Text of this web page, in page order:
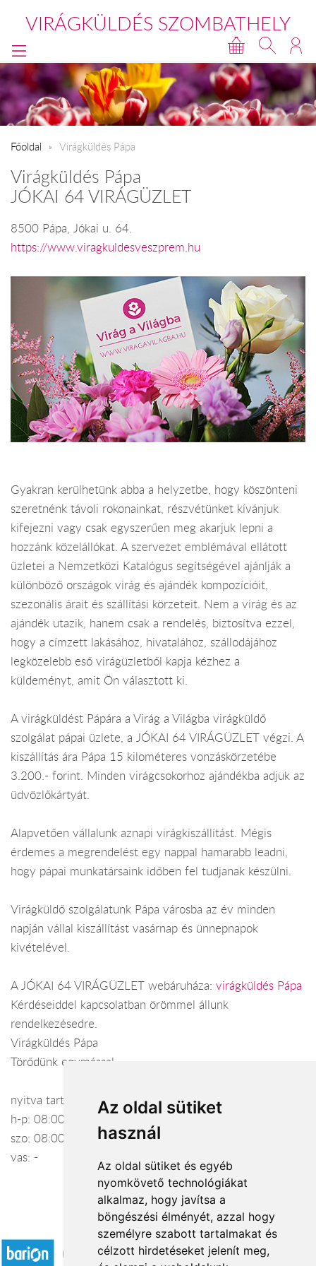
Az oldal sütiket
használ
Az oldal sütiket és egyéb
nyomkövető technológiákat
alkalmaz, hogy javítsa a
böngészési élményét, azzal hogy
személyre szabott tartalmakat és
célzott hirdetéseket jelenít meg,
VIRÁGKÜLDÉS SZOMBATHELY
Főoldal Virágküldés Pápa
Virágküldés Pápa
JÓKAI 64 VIRÁGÜZLET
8500 Pápa, Jókai u. 64.
https://www.viragkuldesveszprem.hu
Gyakran kerülhetünk abba a helyzetbe, hogy köszönteni
szeretnénk távoli rokonainkat, részvétünket kívánjuk
kifejezni vagy csak egyszerűen meg akarjuk lepni a
hozzánk közelállókat. A szervezet emblémával ellátott
üzletei a Nemzetközi Katalógus segítségével ajánlják a
különböző országok virág és ajándék kompozícióit,
szezonális árait és szállítási körzeteit. Nem a virág és az
ajándék utazik, hanem csak a rendelés, biztosítva ezzel,
hogy a címzett lakásához, hivatalához, szállodájához
legközelebb eső virágüzletből kapja kézhez a
küldeményt, amit Ön választott ki.
A virágküldést Pápára a Virág a Világba virágküldő
szolgálat pápai üzlete, a JÓKAI 64 VIRÁGÜZLET végzi. A
kiszállítás ára Pápa 15 kilométeres vonzáskörzetébe
3.200.- forint. Minden virágcsokorhoz ajándékba adjuk az
üdvözlőkártyát.
Alapvetően vállalunk aznapi virágkiszállítást. Mégis
érdemes a megrendelést egy nappal hamarabb leadni,
hogy pápai munkatársaink időben fel tudjanak készülni.
Virágküldő szolgálatunk Pápa városba az év minden
napján vállal kiszállítást vasárnap és ünnepnapok
kivételével.
A JÓKAI 64 VIRÁGÜZLET webáruháza: virágküldés Pápa
Kérdéseiddel kapcsolatban örömmel állunk
rendelkezésedre.
Virágküldés Pápa
Törődünk egymással
nyitva tartás:
h-p: 08:00-17:00
szo: 08:00-12:00
vas: -
Elfogadott fizetési módok